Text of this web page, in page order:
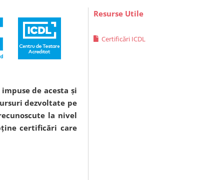
de acesta și
dezvoltate pe
la nivel
certificări care
Resurse Utile
Certificări ICDL